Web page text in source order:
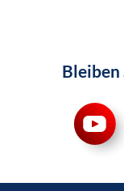
Bleiben